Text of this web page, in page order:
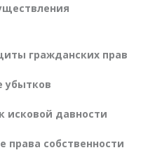
гражданских прав
убытков
исковой давности
права собственности